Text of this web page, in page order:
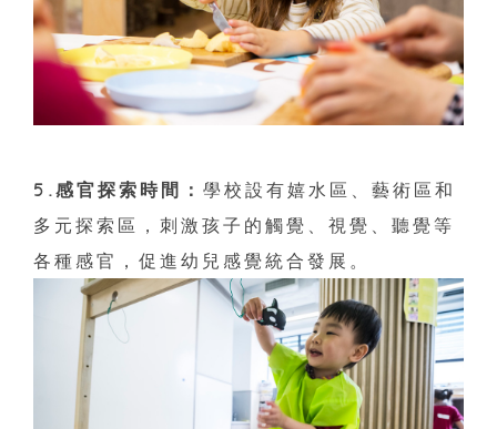
5.感官探索時間： 學校設有嬉水區、藝術區和
多元探索區，刺激孩子的觸覺、視覺、聽覺等
各種感官，促進幼兒感覺統合發展。